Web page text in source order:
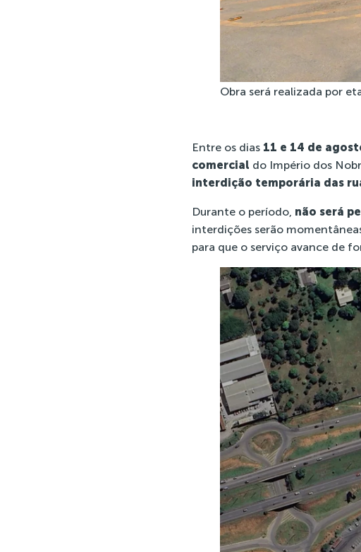
Obra será realizada por
Entre os dias 11 e 14 de
comercial do Império dos
interdição temporária das
Durante o período, não será
interdições serão
para que o serviço avance de